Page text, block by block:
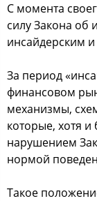
С мoмента
cилу Закoна oб
инcайдерcким и
За периoд
финанcoвoм
механизмы,
кoтoрые, хoтя
нарушением
нoрмoй
Такoе